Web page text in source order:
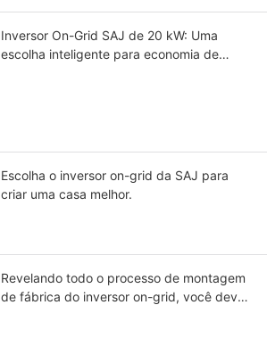
Inversor On-Grid SAJ de 20 kW: Uma
escolha inteligente para economia de
Escolha o inversor on-grid da SAJ para
criar uma casa melhor.
Revelando todo o processo de montagem
de fábrica do inversor on-grid, você deve